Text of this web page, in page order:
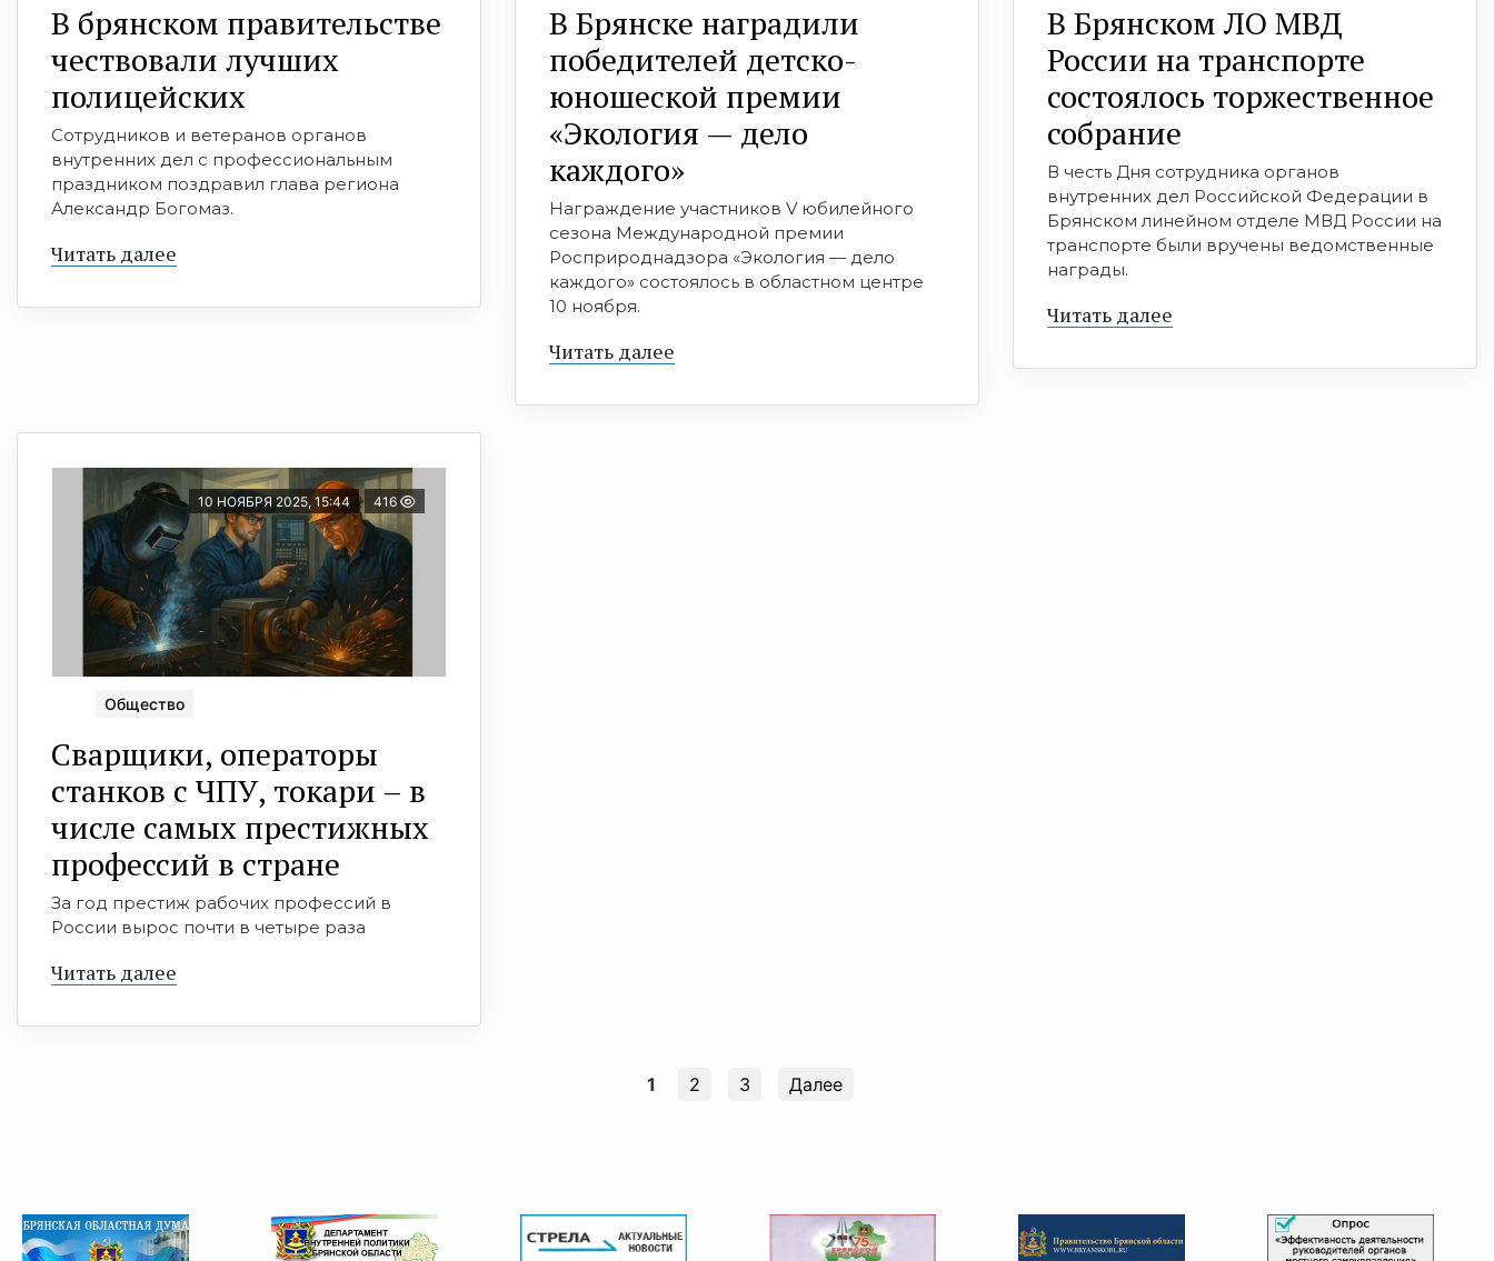
В брянском правительстве
чествовали лучших
полицейских
Сотрудников и ветеранов органов
внутренних дел с профессиональным
праздником поздравил глава региона
Александр Богомаз.
Читать далее
В Брянске наградили
победителей детско-
юношеской премии
«Экология — дело
каждого»
Награждение участников V юбилейного
сезона Международной премии
Росприроднадзора «Экология — дело
каждого» состоялось в областном центре
10 ноября.
Читать далее
В Брянском ЛО МВД
России на транспорте
состоялось торжественное
собрание
В честь Дня сотрудника органов
внутренних дел Российской Федерации в
Брянском линейном отделе МВД России на
транспорте были вручены ведомственные
награды.
Читать далее
10 НОЯБРЯ 2025, 15:44 416
Общество
Сварщики, операторы
станков с ЧПУ, токари – в
числе самых престижных
профессий в стране
За год престиж рабочих профессий в
России вырос почти в четыре раза
Читать далее
1 2 3 Далее